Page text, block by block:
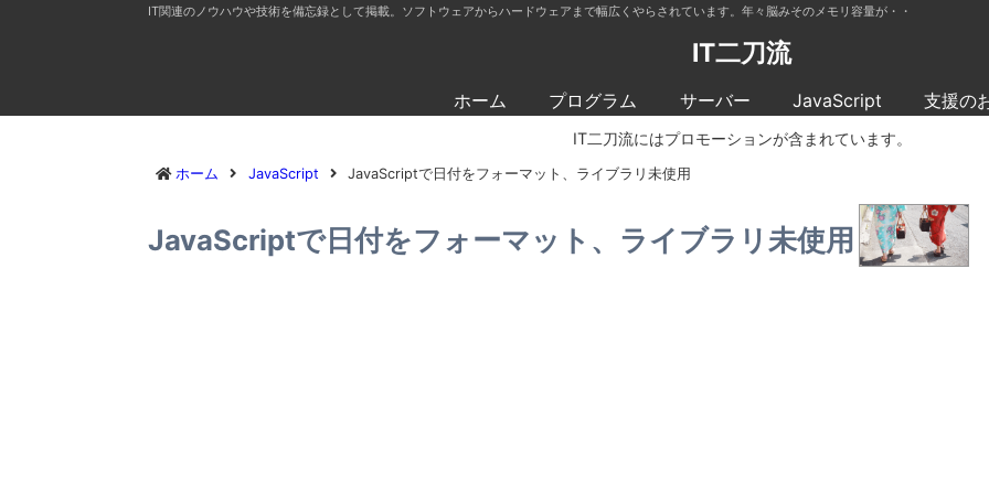
IT関連のノウハウや技術を備忘録として掲載。ソフトウェアからハードウェアまで幅広くやらされています。年々脳みそのメモリ容量が・・
IT二刀流
ホーム プログラム サーバー JavaScript 支援の
IT二刀流にはプロモーションが含まれています。
ホーム JavaScript JavaScriptで日付をフォーマット、ライブラリ未使用
JavaScriptで日付をフォーマット、ライブラリ未使用